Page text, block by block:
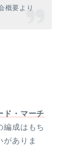
概要より
ド・マーチ
編成はもち
がありま